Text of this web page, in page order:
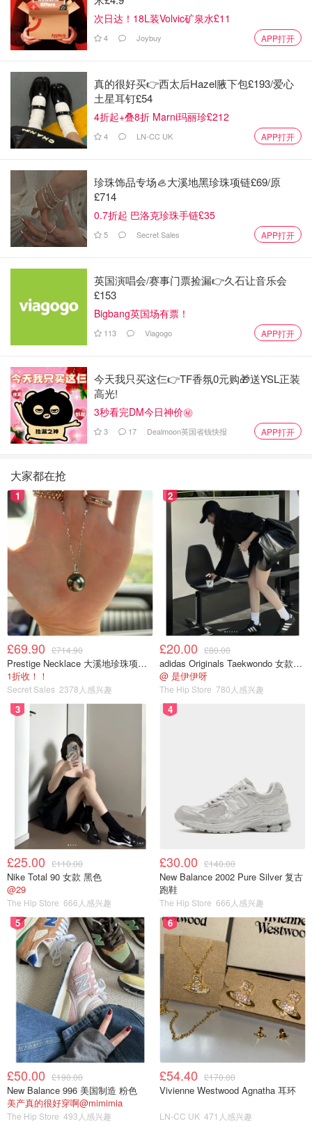
次日达！18L装Volvic矿泉水£11
4 Joybuy APP打开
真的很好买👉西太后Hazel腋下包£193/爱心
土星耳钉£54
4折起+叠8折 Marni玛丽珍£212
4 LN-CC UK APP打开
珍珠饰品专场🦪大溪地黑珍珠项链£69/原
£714
0.7折起 巴洛克珍珠手链£35
5 Secret Sales APP打开
英国演唱会/赛事门票捡漏👉久石让音乐会
£153
Bigbang英国场有票！
113 Viagogo APP打开
今天我只买这仨👉TF香氛0元购🎁送YSL正装
高光!
3秒看完DM今日神价㊙️
3 17 Dealmoon英国省钱快报 APP打开
大家都在抢
1
£69.90 £714.90
Prestige Necklace 大溪地珍珠项链 10-11mm
1折收！！
Secret Sales 2378人感兴趣
2
£20.00 £80.00
adidas Originals Taekwondo 女款黑色运动鞋
@ 是伊伊呀
The Hip Store 780人感兴趣
3
£25.00 £110.00
Nike Total 90 女款 黑色
@29
The Hip Store 666人感兴趣
4
£30.00 £140.00
New Balance 2002 Pure Silver 复古
跑鞋
The Hip Store 666人感兴趣
5
£50.00 £190.00
New Balance 996 美国制造 粉色
美产真的很好穿啊@mimimia
The Hip Store 493人感兴趣
6
£54.40 £170.00
Vivienne Westwood Agnatha 耳环
LN-CC UK 471人感兴趣